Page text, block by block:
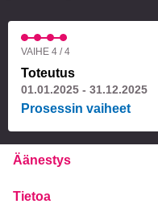
VAIHE 4 / 4
Toteutus
01.01.2025 - 31.12.2025
Prosessin vaiheet
Äänestys
Tietoa